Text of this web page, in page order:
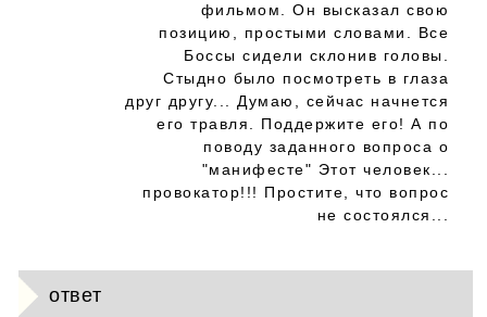
фильмом. Он высказал свою
позицию, простыми словами. Все
Боссы сидели склонив головы.
Стыдно было посмотреть в глаза
друг другу... Думаю, сейчас начнется
его травля. Поддержите его! А по
поводу заданного вопроса о
"манифесте" Этот человек...
провокатор!!! Простите, что вопрос
не состоялся...
ответ